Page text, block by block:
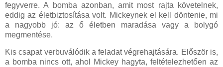
fegyverre. A bomba azonban, amit most rajta követelnek,
eddig az életbiztosítása volt. Mickeynek el kell döntenie, mi
a nagyobb jó: az ő életben maradása vagy a bolygó
megmentése.
Kis csapat verbuválódik a feladat végrehajtására. Először is,
a bomba nincs ott, ahol Mickey hagyta, feltételezhetően az